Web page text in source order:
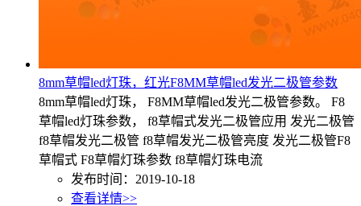
8mm草帽led灯珠，红光F8MM草帽led发光二极管参数
8mm草帽led灯珠， F8MM草帽led发光二极管参数。 F8
草帽led灯珠参数， f8草帽式发光二极管应用 发光二极管
f8草帽发光二极管 f8草帽发光二极管亮度 发光二极管F8
草帽式 F8草帽灯珠参数 f8草帽灯珠电流
发布时间：2019-10-18
查看详情>>